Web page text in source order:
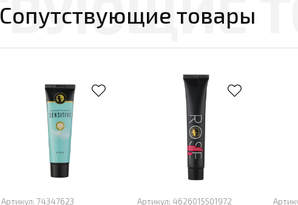
Сопутствующие товары
Артикул: 74347623 Артикул: 4626015501972